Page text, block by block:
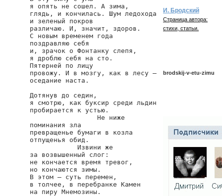
я опять не сошел. А зима,
глядь, и кончилась. Шум ледохода
и зеленый покров
различаю. И, значит, здоров.
С новым временем года
поздравляю себя
и, зрачок о Фонтанку слепя,
я дроблю себя на сто.
Пятерней по лицу
провожу. И в мозгу, как в лесу —
оседание наста.
Дотянув до седин,
я смотрю, как буксир среди льдин
пробирается к устью.
                 Не ниже
поминания зла
превращенье бумаги в козла
отпущенья обид.
            Извини же
за возвышенный слог:
не кончается время тревог,
но кончаются зимы.
В этом — суть перемен,
в толчее, в перебранке Камен
на пиру Мнемозины.
И. Бродский
Страница автора:
стихи, статьи.
brodskij-v-etu-zimu